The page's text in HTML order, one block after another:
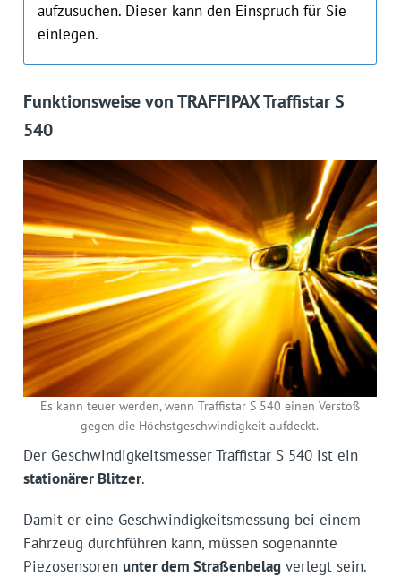
aufzusuchen. Dieser kann den Einspruch für Sie
einlegen.
Funktionsweise von TRAFFIPAX Traffistar S
540
Es kann teuer werden, wenn Traffistar S 540 einen Verstoß
gegen die Höchstgeschwindigkeit aufdeckt.
Der Geschwindigkeitsmesser Traffistar S 540 ist ein
stationärer Blitzer.
Damit er eine Geschwindigkeits­messung bei einem
Fahrzeug durchführen kann, müssen sogenannte
Piezosensoren unter dem Straßenbelagverlegt sein.